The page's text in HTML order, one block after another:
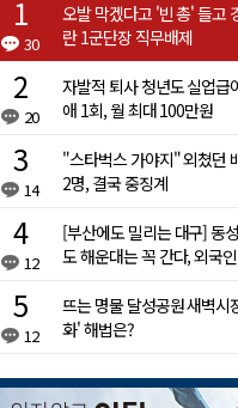
30
오발 막겠다고 '빈 총' 들고
란 1군단장 직무배제
20
자발적 퇴사 청년도 실업
애 1회, 월 최대 100만원
14
"스타벅스 가야지" 외쳤던
2명, 결국 중징계
12
[부산에도 밀리는 대구] 동
도 해운대는 꼭 간다, 외국
12
뜨는 명물 달성공원 새벽시
화' 해법은?